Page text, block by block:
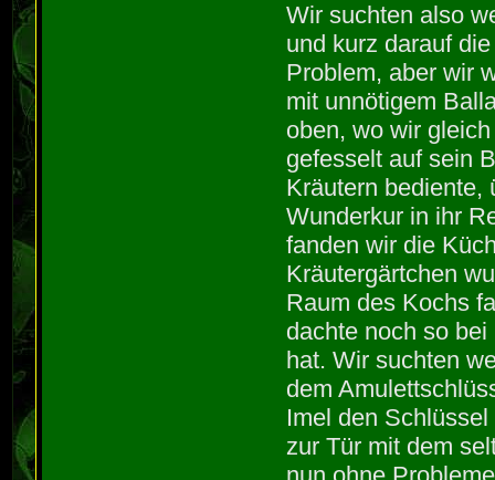
Wir suchten also
und kurz darauf
Problem, aber wir
mit unnötigem
oben, wo wir
gefesselt auf sein
Kräutern bediente,
Wunderkur in ihr
fanden wir die
Kräutergärtchen
Raum des Kochs
dachte noch so
hat. Wir suchten
dem
Imel den
zur Tür mit dem